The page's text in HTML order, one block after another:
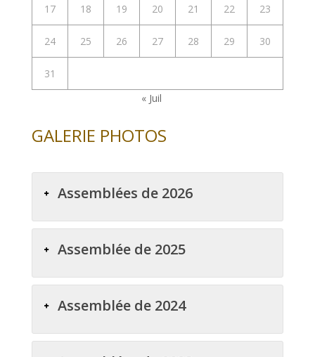
17 18 19 20 21 22 23
24 25 26 27 28 29 30
31
« Juil
GALERIE PHOTOS
Assemblées de 2026
Assemblée de 2025
Assemblée de 2024